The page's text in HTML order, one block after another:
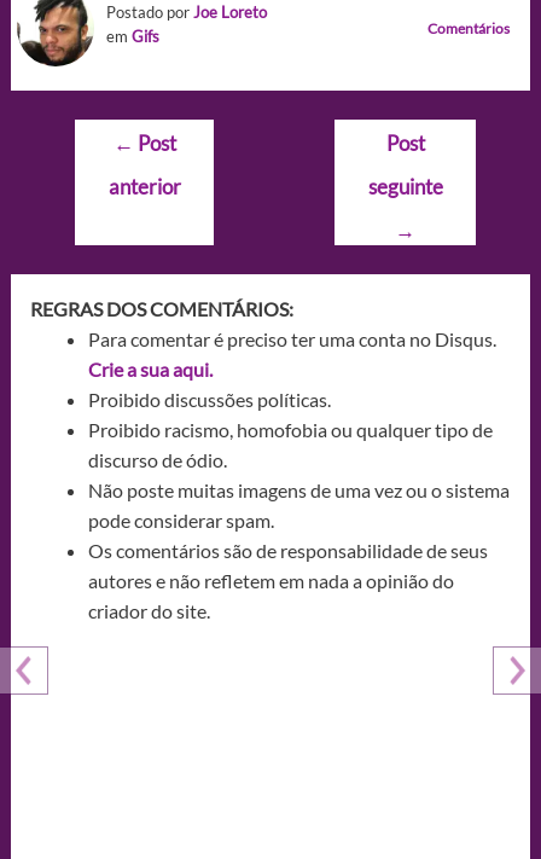
Postado porJoe Loreto
em Gifs Comentários
Navegação
Post
← Post
anterior
Post
seguinte
→
REGRAS DOS COMENTÁRIOS:
Para comentar é preciso ter uma conta no Disqus.
Crie a sua aqui.
Proibido discussões políticas.
Proibido racismo, homofobia ou qualquer tipo de
discurso de ódio.
Não poste muitas imagens de uma vez ou o sistema
pode considerar spam.
Os comentários são de responsabilidade de seus
autores e não refletem em nada a opinião do
criador do site.